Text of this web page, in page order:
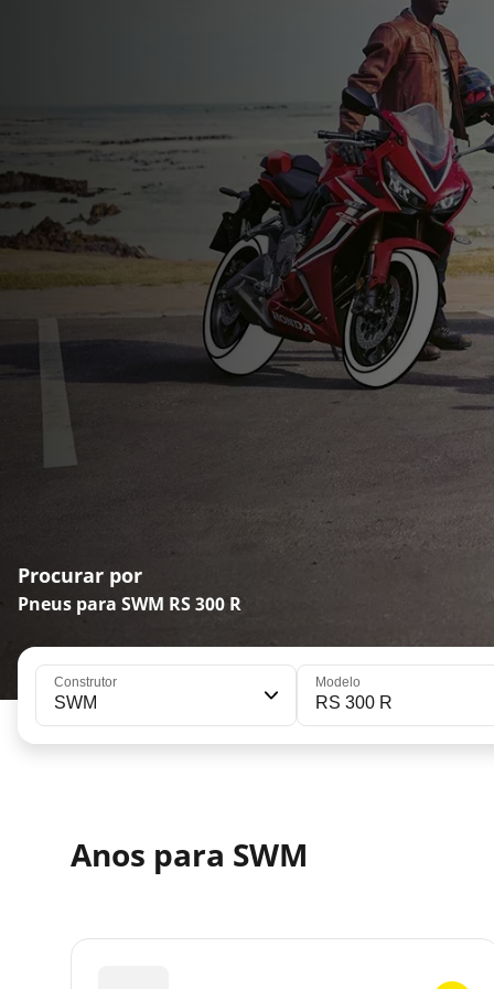
Procurar por
Pneus para SWM RS 300 R
Construtor
SWM
Modelo
RS 300 R
Anos para SWM